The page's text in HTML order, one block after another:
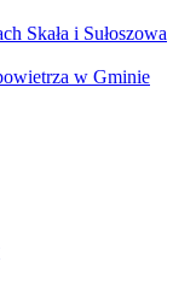
Skała i Sułoszowa
w Gminie